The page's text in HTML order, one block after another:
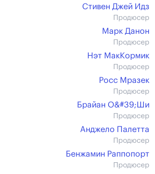
Стивен Джей Идз
Продюсер
Марк Данон
Продюсер
Нэт МакКормик
Продюсер
Росс Мразек
Продюсер
Брайан О&#39;Ши
Продюсер
Анджело Палетта
Продюсер
Бенжамин Раппопорт
Продюсер